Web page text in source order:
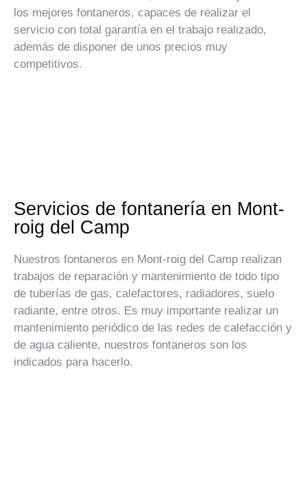
los mejores fontaneros, capaces de realizar el
servicio con total garantía en el trabajo realizado,
además de disponer de unos precios muy
competitivos.
Servicios de fontanería en Mont-
roig del Camp
Nuestros fontaneros en Mont-roig del Camp realizan
trabajos de reparación y mantenimiento de todo tipo
de tuberías de gas, calefactores, radiadores, suelo
radiante, entre otros. Es muy importante realizar un
mantenimiento periódico de las redes de calefacción y
de agua caliente, nuestros fontaneros son los
indicados para hacerlo.